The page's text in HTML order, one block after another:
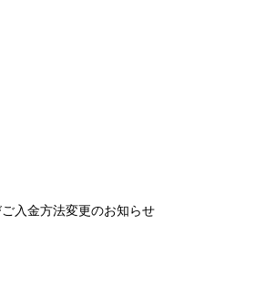
入金方法変更のお知らせ